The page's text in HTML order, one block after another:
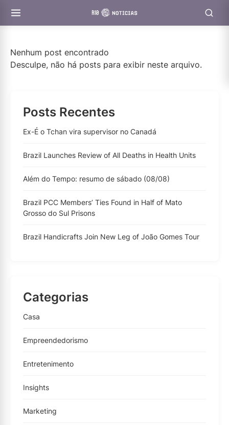
Nenhum post encontrado
Desculpe, não há posts para exibir neste arquivo.
Posts Recentes
Ex-É o Tchan vira supervisor no Canadá
Brazil Launches Review of All Deaths in Health Units
Além do Tempo: resumo de sábado (08/08)
Brazil PCC Members’ Ties Found in Half of Mato
Grosso do Sul Prisons
Brazil Handicrafts Join New Leg of João Gomes Tour
Categorias
Casa
Empreendedorismo
Entretenimento
Insights
Marketing